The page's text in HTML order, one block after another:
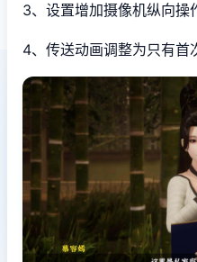
3、设置增加摄像机纵向操
4、传送动画调整为只有首